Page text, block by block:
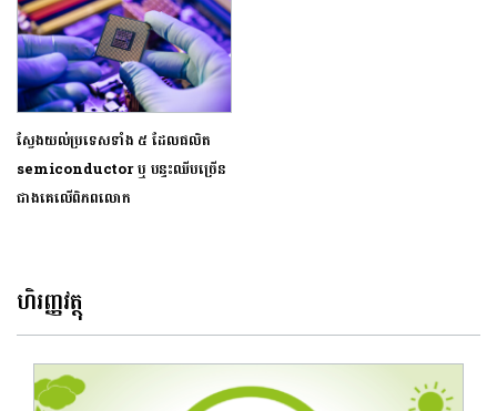
ស្វែងយល់ប្រទេសទាំង ៥ ដែលផលិត
semiconductor ឬ បន្ទះឈីបច្រើន
ជាងគេលើពិភពលោក
ហិរញ្ញវត្ថុ